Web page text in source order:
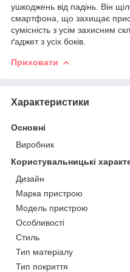
ушкоджень від падінь. Він
смартфона, що захищає
сумісність з усім захисним
ґаджет з усіх боків.
Приховати
Характеристики
Основні
Виробник
Користувальницькі
Дизайн
Марка пристрою
Модель пристрою
Особливості
Стиль
Тип матеріалу
Тип покриття